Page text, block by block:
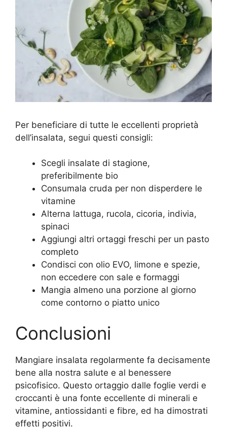
Per beneficiare di tutte le eccellenti proprietà
dell’insalata, segui questi consigli:
Scegli insalate di stagione,
preferibilmente bio
Consumala cruda per non disperdere le
vitamine
Alterna lattuga, rucola, cicoria, indivia,
spinaci
Aggiungi altri ortaggi freschi per un pasto
completo
Condisci con olio EVO, limone e spezie,
non eccedere con sale e formaggi
Mangia almeno una porzione al giorno
come contorno o piatto unico
Conclusioni
Mangiare insalata regolarmente fa decisamente
bene alla nostra salute e al benessere
psicofisico. Questo ortaggio dalle foglie verdi e
croccanti è una fonte eccellente di minerali e
vitamine, antiossidanti e fibre, ed ha dimostrati
effetti positivi.